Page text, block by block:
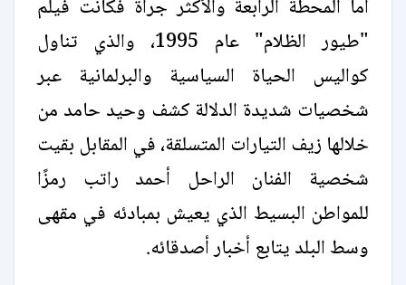
أما المحطة الرابعة والأكثر جرأة فكانت فيلم
"طيور الظلام" عام 1995، والذي تناول
كواليس الحياة السياسية والبرلمانية عبر
شخصيات شديدة الدلالة كشف وحيد حامد من
خلالها زيف التيارات المتسلقة، في المقابل بقيت
شخصية الفنان الراحل أحمد راتب رمزًا
للمواطن البسيط الذي يعيش بمبادئه في مقهى
وسط البلد يتابع أخبار أصدقائه.